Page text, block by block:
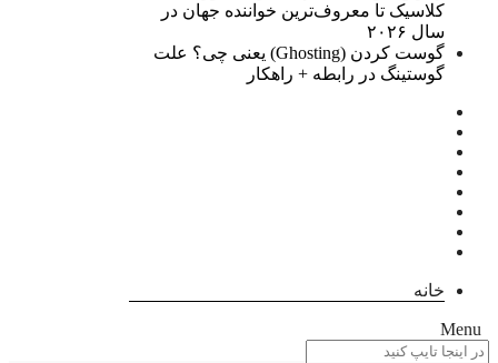
کلاسیک تا معروف‌ترین خواننده جهان در
سال ۲۰۲۶
گوست کردن (Ghosting) یعنی چی؟ علت
گوستینگ در رابطه + راهکار
خانه
Menu